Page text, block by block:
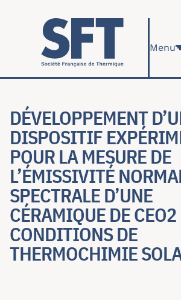
Aller au contenu principal
Menu
DÉVELOPPEMENT
DISPOSITIF
POUR LA MESURE DE
L’ÉMISSIVITÉ
SPECTRALE D’UNE
CÉRAMIQUE DE CEO2
CONDITIONS DE
THERMOCHIMIE